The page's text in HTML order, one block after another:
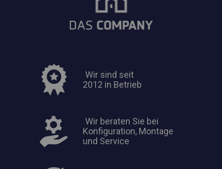
Wir sind seit
2012 in Betrieb
Wir beraten Sie bei
Konfiguration, Montage
und Service